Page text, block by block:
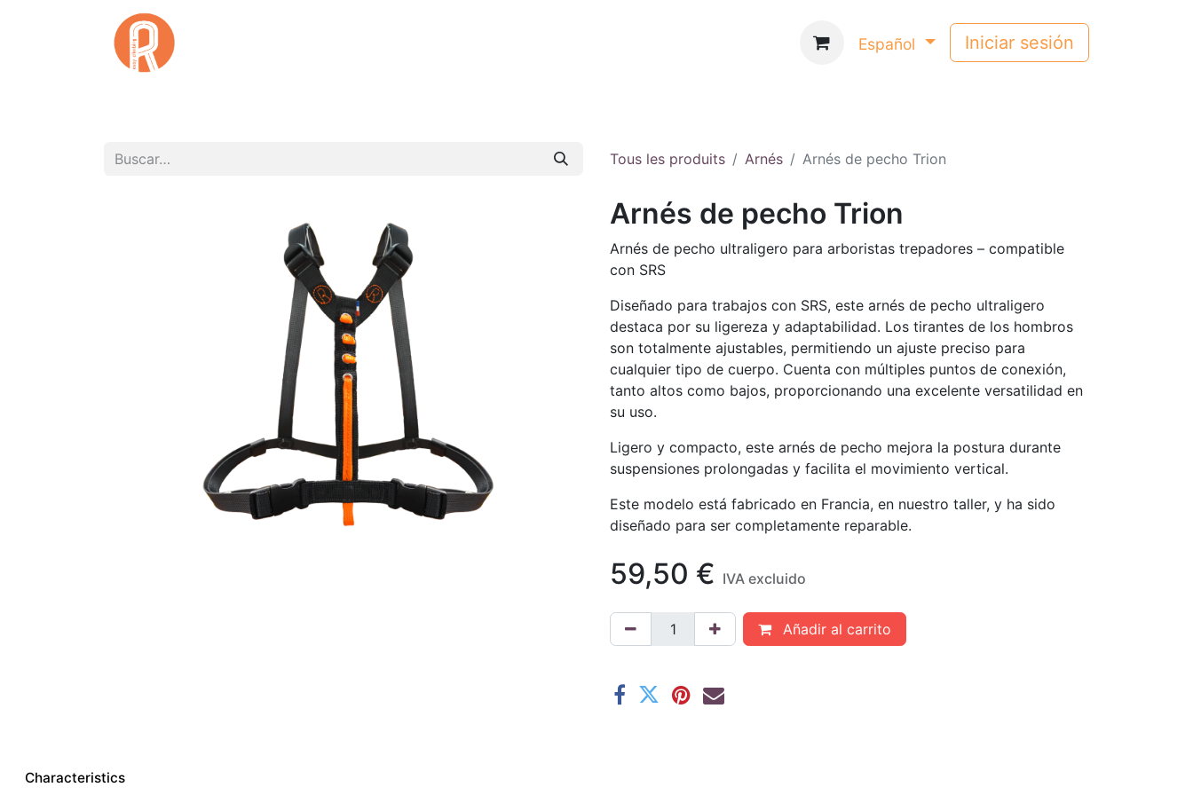
Español Iniciar sesión
Tous les produits Arnés Arnés de pecho Trion
Arnés de pecho Trion
Arnés de pecho ultraligero para arboristas trepadores – compatible
con SRS
Diseñado para trabajos con SRS, este arnés de pecho ultraligero
destaca por su ligereza y adaptabilidad. Los tirantes de los hombros
son totalmente ajustables, permitiendo un ajuste preciso para
cualquier tipo de cuerpo. Cuenta con múltiples puntos de conexión,
tanto altos como bajos, proporcionando una excelente versatilidad en
su uso.
Ligero y compacto, este arnés de pecho mejora la postura durante
suspensiones prolongadas y facilita el movimiento vertical.
Este modelo está fabricado en Francia, en nuestro taller, y ha sido
diseñado para ser completamente reparable.
59,50 € IVA excluido
Añadir al carrito
Characteristics